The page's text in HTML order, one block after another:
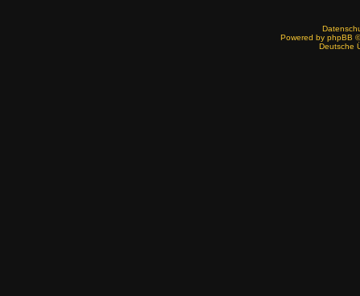
Powered by phpBB
Deutsche